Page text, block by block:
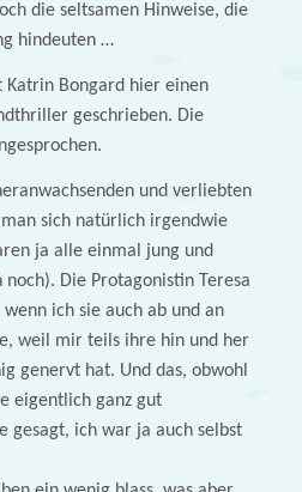
die seltsamen Hinweise, die
hindeuten …
Katrin Bongard hier einen
geschrieben. Die
und verliebten
sich natürlich irgendwie
ja alle einmal jung und
Die Protagonistin Teresa
ich sie auch ab und an
weil mir teils ihre hin und her
genervt hat. Und das, obwohl
eigentlich ganz gut
gesagt, ich war ja auch selbst